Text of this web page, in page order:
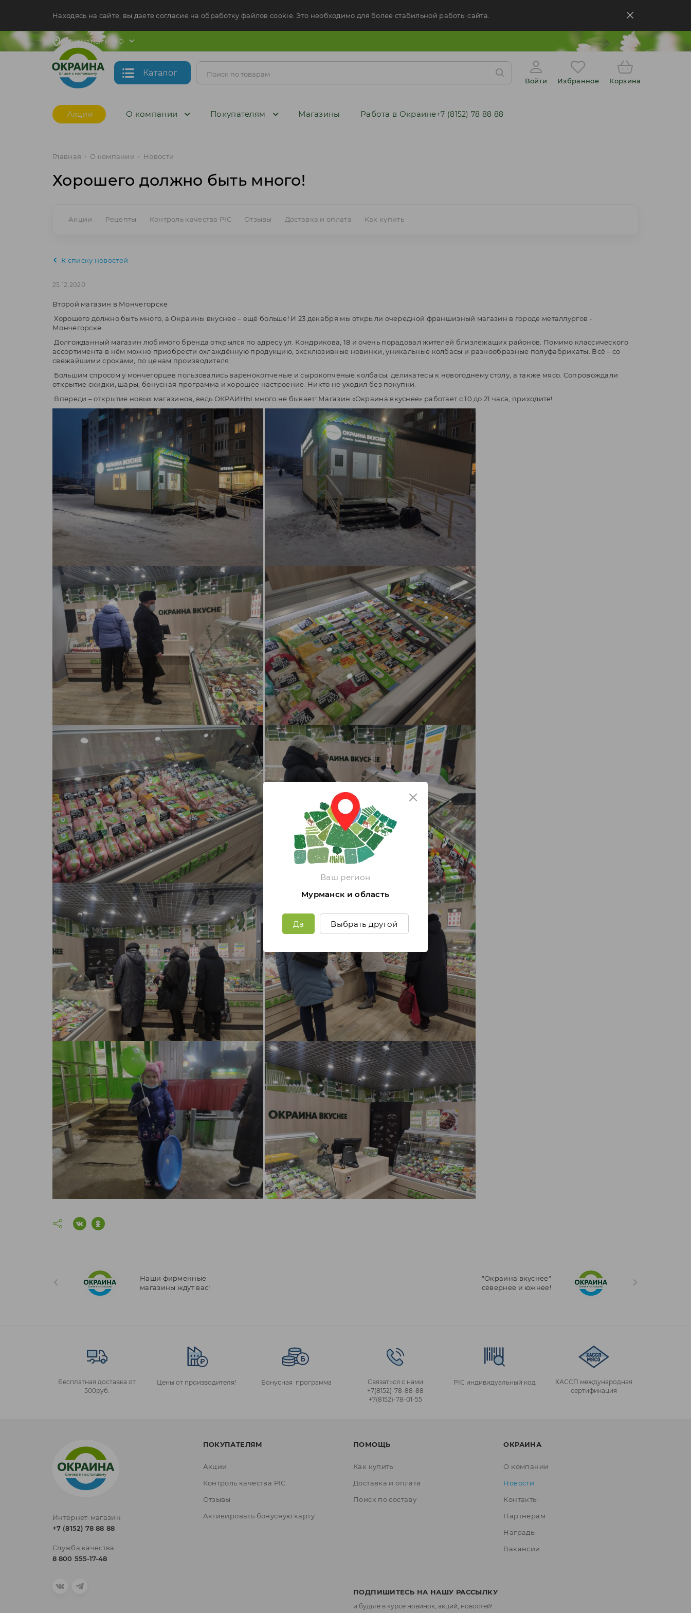
Ваш регион
Мурманск и область
Да Выбрать другой
Находясь на сайте, вы даете согласие на обработку файлов cookie. Это необходимо для более стабильной работы сайта.
Мурманск и МО
Каталог
Войти Избранное Корзина
Акции О компании Покупателям Магазины Работа в Окраине+7 (8152) 78 88 88
Главная • О компании • Новости
Хорошего должно быть много!
Акции Рецепты Контроль качества PIC Отзывы Доставка и оплата Как купить
К списку новостей
25.12.2020
Второй магазин в Мончегорске
Хорошего должно быть много, а Окраины вкуснее – ещё больше! И 23 декабря мы открыли очередной франшизный магазин в городе металлургов -
Мончегорске.
Долгожданный магазин любимого бренда открылся по адресу ул. Кондрикова, 18 и очень порадовал жителей близлежащих районов. Помимо классического
ассортимента в нём можно приобрести охлаждённую продукцию, эксклюзивные новинки, уникальные колбасы и разнообразные полуфабрикаты. Всё – со
свежайшими сроками, по ценам производителя.
Большим спросом у мончегорцев пользовались варенокопченые и сырокопчёные колбасы, деликатесы к новогоднему столу, а также мясо. Сопровождали
открытие скидки, шары, бонусная программа и хорошее настроение. Никто не уходил без покупки.
Впереди – открытие новых магазинов, ведь ОКРАИНЫ много не бывает! Магазин «Окраина вкуснее» работает с 10 до 21 часа, приходите!
Наши фирменные
магазины ждут вас!
"Окраина вкуснее"
севернее и южнее!
Бесплатная доставка от
500руб.
Цены от производителя! Бонусная программа
Связаться с нами
+7(8152)‑78‑88‑88
+7(8152)‑78‑01‑55
PIC индивидуальный код
ХАССП международная
сертификация
Интернет-магазин
+7 (8152) 78 88 88
Служба качества
8 800 555-17-48
ПОКУПАТЕЛЯМ
Акции
Контроль качества PIC
Отзывы
Активировать бонусную карту
ПОМОЩЬ
Как купить
Доставка и оплата
Поиск по составу
ОКРАИНА
О компании
Новости
Контакты
Партнёрам
Награды
Вакансии
ПОДПИШИТЕСЬ НА НАШУ РАССЫЛКУ
и будьте в курсе новинок, акций, новостей!